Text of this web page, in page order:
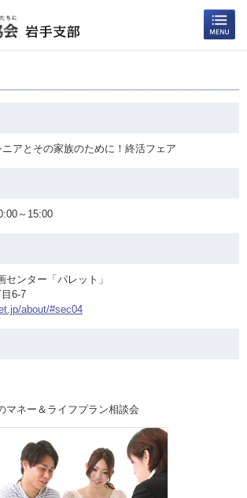
アとその家族のために！終活フェア
～15:00
ンター「パレット」
6-7
about/#sec04
マネー＆ライフプラン相談会